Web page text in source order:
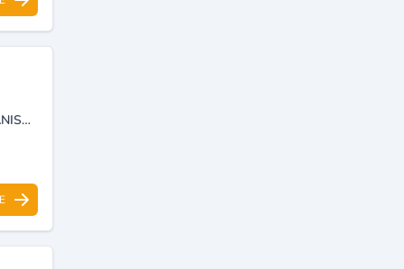
AGENCE DE VOYAGES ET DE TOURISME, BILLETTERIE, VOYAGES ORGANISÉS, RÉSERVATION D’HÔTEL, VISA ET OMRA.